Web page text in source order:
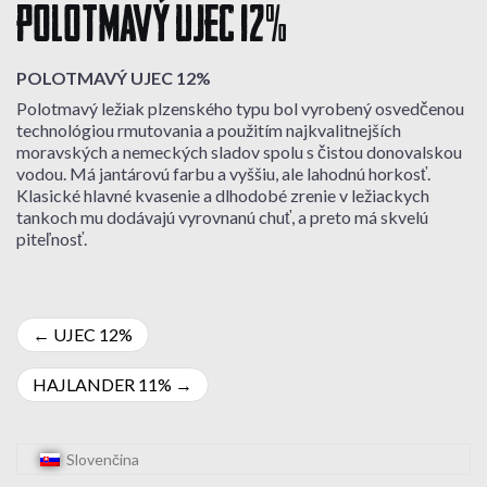
POLOTMAVÝ UJEC 12%
POLOTMAVÝ UJEC 12%
Polotmavý ležiak plzenského typu bol vyrobený osvedčenou
technológiou rmutovania a použitím najkvalitnejších
moravských a nemeckých sladov spolu s čistou donovalskou
vodou. Má jantárovú farbu a vyššiu, ale lahodnú horkosť.
Klasické hlavné kvasenie a dlhodobé zrenie v ležiackych
tankoch mu dodávajú vyrovnanú chuť, a preto má skvelú
piteľnosť.
Navigácia
v
UJEC 12%
HAJLANDER 11%
Slovenčina